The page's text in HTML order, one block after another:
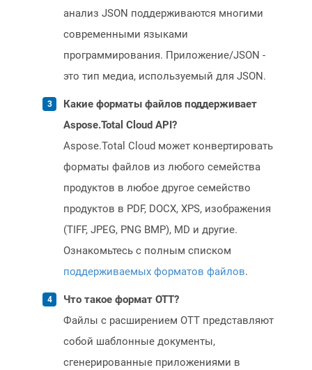
анализ JSON поддерживаются многими
современными языками
программирования. Приложение/JSON -
это тип медиа, используемый для JSON.
Какие форматы файлов поддерживает
Aspose.Total Cloud API?
Aspose.Total Cloud может конвертировать
форматы файлов из любого семейства
продуктов в любое другое семейство
продуктов в PDF, DOCX, XPS, изображения
(TIFF, JPEG, PNG BMP), MD и другие.
Ознакомьтесь с полным списком
поддерживаемых форматов файлов.
Что такое формат OTT?
Файлы с расширением OTT представляют
собой шаблонные документы,
сгенерированные приложениями в